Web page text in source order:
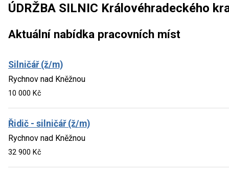
ÚDRŽBA SILNIC Královéhradeckého
Aktuální nabídka pracovních míst
Silničář (ž/m)
Rychnov nad Kněžnou
10 000 Kč
Řidič - silničář (ž/m)
Rychnov nad Kněžnou
32 900 Kč